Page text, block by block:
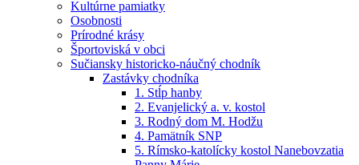
Kultúrne pamiatky
Osobnosti
Prírodné krásy
Športoviská v obci
Sučiansky historicko-náučný chodník
Zastávky chodníka
1. Stĺp hanby
2. Evanjelický a. v. kostol
3. Rodný dom M. Hodžu
4. Pamätník SNP
5. Rímsko-katolícky kostol Nanebovzatia